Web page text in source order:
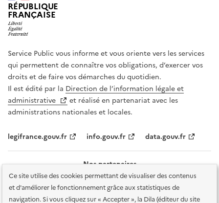
Ce site utilise des cookies permettant de visualiser des contenus
et d'améliorer le fonctionnement grâce aux statistiques de
navigation. Si vous cliquez sur « Accepter », la Dila (éditeur du site
RÉPUBLIQUE
FRANÇAISE
Service Public vous informe et vous oriente vers les services
qui permettent de connaître vos obligations, d’exercer vos
droits et de faire vos démarches du quotidien.
Il est édité par la Direction de l’information légale et
administrative
et réalisé en partenariat avec les
administrations nationales et locales.
legifrance.gouv.fr info.gouv.fr data.gouv.fr
Nos partenaires